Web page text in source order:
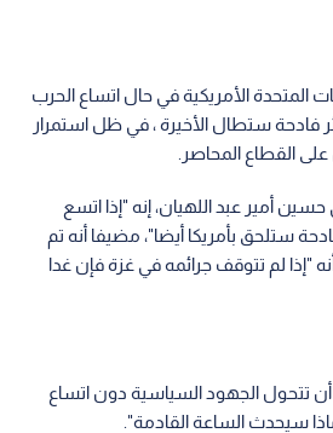
المتحدة الأمريكية في حال اتساع الحرب
فادحة ستطال الأخيرة ، في ظل استمرار
القطاع المحاصر.
حسين أمير عبد اللهيان، إنه "إذا اتسع
ستلحق بأمريكا أيضا"، مضيفا أنه تم
أنه "إذا لم تتوقف جرائمه في غزة فإن غدا
تتحول الجهود السياسية دون اتساع
سيحدث الساعة القادمة".